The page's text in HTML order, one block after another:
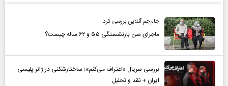
جام‌جم آنلاین بررسی کرد
ماجرای سن بازنشستگی ۵۵ و ۶۲ ساله چیست؟
بررسی سریال «اعتراف می‌کنم»؛ ساختارشکنی در ژانر پلیسی
ایران + نقد و تحلیل